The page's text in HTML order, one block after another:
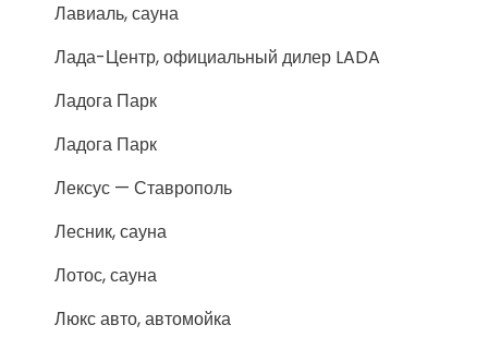
Лавиаль, сауна
Лада-Центр, официальный дилер LADA
Ладога Парк
Ладога Парк
Лексус — Ставрополь
Лесник, сауна
Лотос, сауна
Люкс авто, автомойка